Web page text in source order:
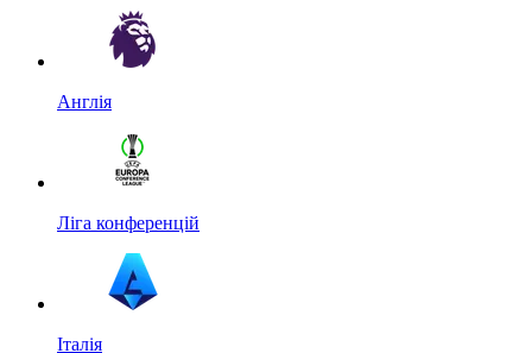
Англія
Ліга конференцій
Італія